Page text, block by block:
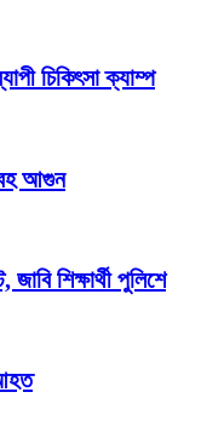
চিকিৎসা ক্যাম্প
আগুন
শিক্ষার্থী পুলিশে